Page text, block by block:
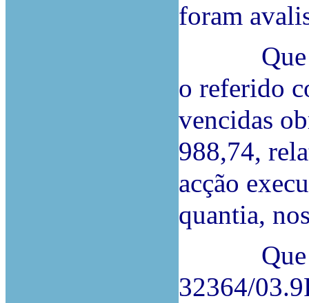
foram
Que o
o referido
vencidas
988,74,
acção
quantia,
Que tal
32364/